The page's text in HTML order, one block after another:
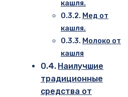
кашля.
Мед от
кашля.
Молоко от
кашля
Наилучшие
традиционные
средства от